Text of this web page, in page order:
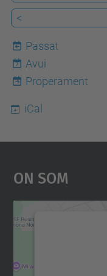
<
Passat
7
Avui
Properament
iCal
On Som